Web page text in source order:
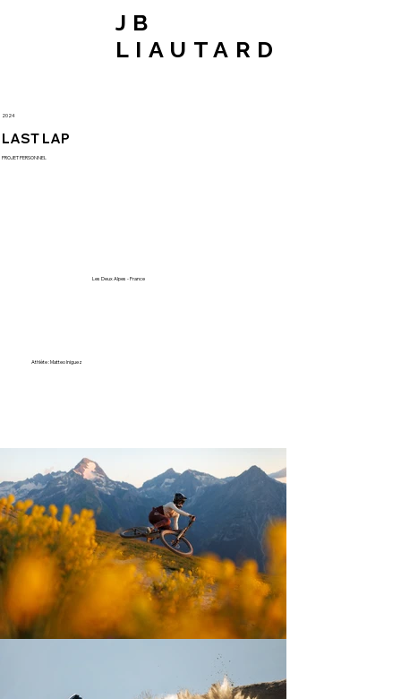
JB
LIAUTARD
PROJET PERSONNEL
LAST LAP
2024
Les Deux Alpes - France
Athlète : Matteo Iniguez